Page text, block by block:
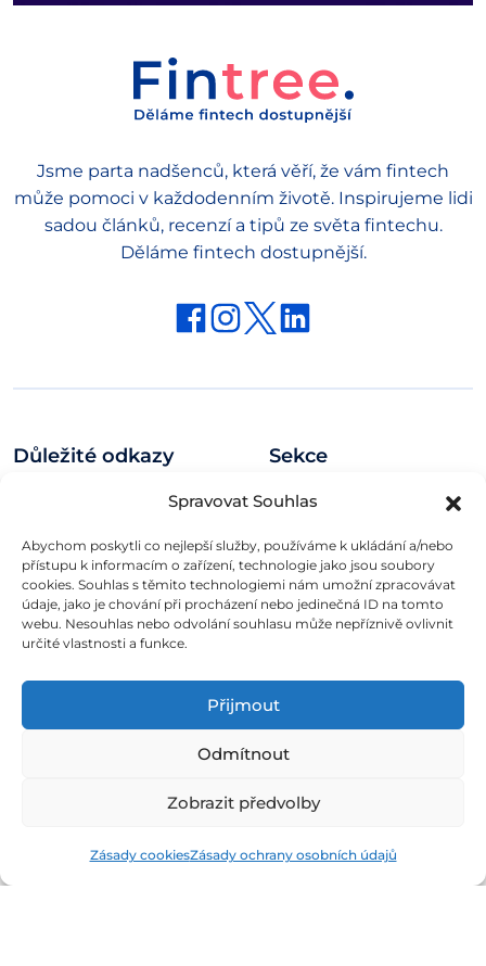
Spravovat Souhlas
Abychom poskytli co nejlepší služby, používáme k ukládání a/nebo
přístupu k informacím o zařízení, technologie jako jsou soubory
cookies. Souhlas s těmito technologiemi nám umožní zpracovávat
údaje, jako je chování při procházení nebo jedinečná ID na tomto
webu. Nesouhlas nebo odvolání souhlasu může nepříznivě ovlivnit
určité vlastnosti a funkce.
Přijmout
Odmítnout
Zobrazit předvolby
Zásady cookiesZásady ochrany osobních údajů
Jsme parta nadšenců, která věří, že vám fintech
může pomoci v každodenním životě. Inspirujeme lidi
sadou článků, recenzí a tipů ze světa fintechu.
Děláme fintech dostupnější.
Důležité odkazy
údajů
Podmínky užívání
Sekce
Novinky
Jobs
Eventy
O nás
Rubriky Silné zázemí